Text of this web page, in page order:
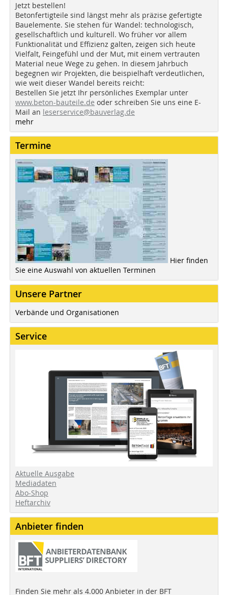
Jetzt bestellen!
Betonfertigteile sind längst mehr als präzise gefertigte
Bauelemente. Sie stehen für Wandel: technologisch,
gesellschaftlich und kulturell. Wo früher vor allem
Funktionalität und Effizienz galten, zeigen sich heute
Vielfalt, Feingefühl und der Mut, mit einem vertrauten
Material neue Wege zu gehen. In diesem Jahrbuch
begegnen wir Projekten, die beispielhaft verdeutlichen,
wie weit dieser Wandel bereits reicht:
Bestellen Sie jetzt Ihr persönliches Exemplar unter
www.beton-bauteile.de oder schreiben Sie uns eine E-
Mail an leserservice@bauverlag.de
mehr
Termine
Hier finden
Sie eine Auswahl von aktuellen Terminen
Unsere Partner
Verbände und Organisationen
Service
Aktuelle Ausgabe
Mediadaten
Abo-Shop
Heftarchiv
Anbieter finden
Finden Sie mehr als 4.000 Anbieter in der BFT